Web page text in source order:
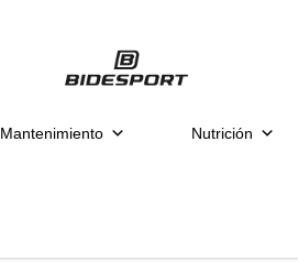
Mantenimiento Nutrición